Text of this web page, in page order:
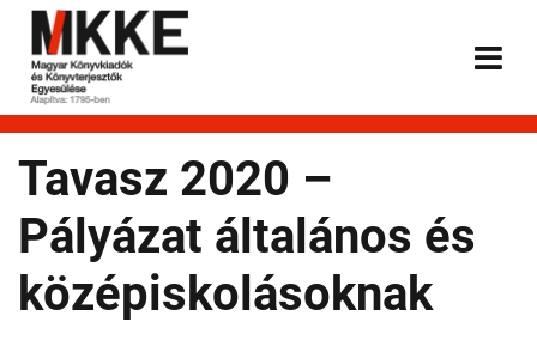
Tavasz 2020 –
Pályázat általános és
középiskolásoknak